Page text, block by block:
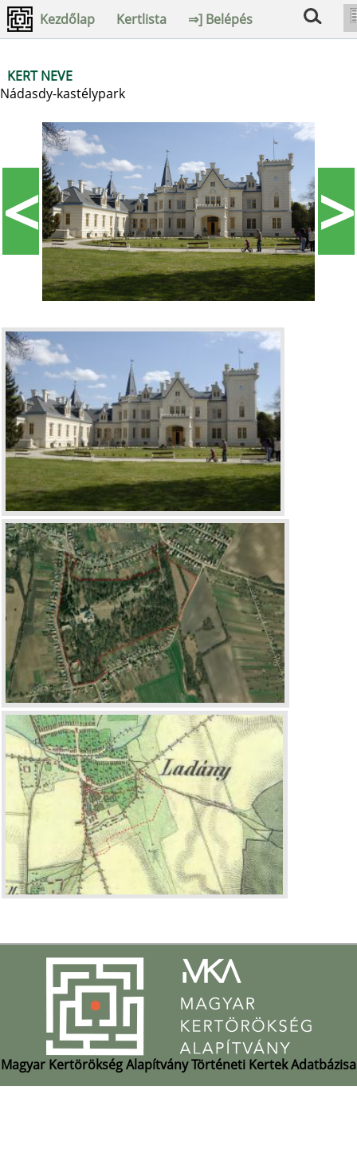
Kezdőlap Kertlista ⇒] Belépés
KERT NEVE
Nádasdy-kastélypark
< >
Magyar Kertörökség Alapítvány Történeti Kertek Adatbázisa